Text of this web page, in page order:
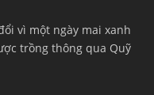
vì một ngày mai xanh
trồng thông qua Quỹ